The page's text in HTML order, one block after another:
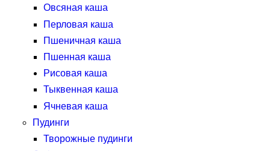
Овсяная каша
Перловая каша
Пшеничная каша
Пшенная каша
Рисовая каша
Тыквенная каша
Ячневая каша
Пудинги
Творожные пудинги